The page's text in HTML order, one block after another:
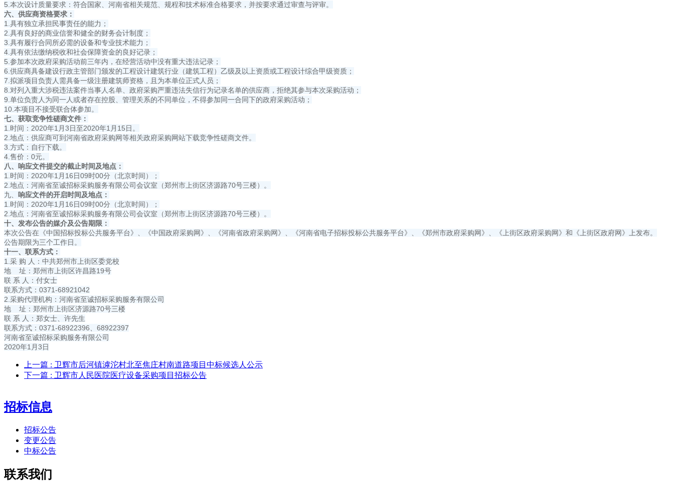
5.本次设计质量要求：符合国家、河南省相关规范、规程和技术标准合格要求，并按要求通过审查与评审。
六、供应商资格要求：
1.具有独立承担民事责任的能力；
2.具有良好的商业信誉和健全的财务会计制度；
3.具有履行合同所必需的设备和专业技术能力；
4.具有依法缴纳税收和社会保障资金的良好记录；
5.参加本次政府采购活动前三年内，在经营活动中没有重大违法记录；
6.供应商具备建设行政主管部门颁发的工程设计建筑行业（建筑工程）乙级及以上资质或工程设计综合甲级资质；
7.拟派项目负责人需具备一级注册建筑师资格，且为本单位正式人员；
8.对列入重大涉税违法案件当事人名单、政府采购严重违法失信行为记录名单的供应商，拒绝其参与本次采购活动；
9.单位负责人为同一人或者存在控股、管理关系的不同单位，不得参加同一合同下的政府采购活动；
10.本项目不接受联合体参加。
七、获取竞争性磋商文件：
1.时间：2020年1月3日至2020年1月15日。
2.地点：供应商可到河南省政府采购网等相关政府采购网站下载竞争性磋商文件。
3.方式：自行下载。
4.售价：0元。
八、响应文件提交的截止时间及地点：
1.时间：2020年1月16日09时00分（北京时间）；
2.地点：河南省至诚招标采购服务有限公司会议室（郑州市上街区济源路70号三楼）。
九、
响应文件的开启时间及地点：
1.时间：2020年1月16日09时00分（北京时间）；
2.地点：河南省至诚招标采购服务有限公司会议室（郑州市上街区济源路70号三楼）。
十、发布公告的媒介及公告期限：
本次公告在《中国招标投标公共服务平台》、《中国政府采购网》、《河南省政府采购网》、《河南省电子招标投标公共服务平台》、《郑州市政府采购网》、《上街区政府采购网》和《上街区政府网》上发布。
公告期限为三个工作日。
十一、联系方式：
1.采 购 人：中共郑州市上街区委党校
地 址：郑州市上街区许昌路19号
联 系 人：付女士
联系方式：0371-68921042
2.采购代理机构：河南省至诚招标采购服务有限公司
地 址：郑州市上街区济源路70号三楼
联 系 人：郑女士、许先生
联系方式：0371-68922396、68922397
河南省至诚招标采购服务有限公司
2020年1月3日
上一篇 : 卫辉市后河镇滹沱村北至焦庄村南道路项目中标候选人公示
下一篇 : 卫辉市人民医院医疗设备采购项目招标公告
招标信息
招标公告
变更公告
中标公告
联系我们